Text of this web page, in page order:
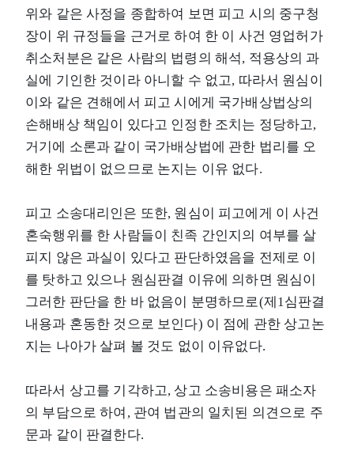
위와 같은 사정을 종합하여 보면 피고 시의 중구청
장이 위 규정들을 근거로 하여 한 이 사건 영업허가
취소처분은 같은 사람의 법령의 해석, 적용상의 과
실에 기인한 것이라 아니할 수 없고, 따라서 원심이
이와 같은 견해에서 피고 시에게 국가배상법상의
손해배상 책임이 있다고 인정한 조치는 정당하고,
거기에 소론과 같이 국가배상법에 관한 법리를 오
해한 위법이 없으므로 논지는 이유 없다.
피고 소송대리인은 또한, 원심이 피고에게 이 사건
혼숙행위를 한 사람들이 친족 간인지의 여부를 살
피지 않은 과실이 있다고 판단하였음을 전제로 이
를 탓하고 있으나 원심판결 이유에 의하면 원심이
그러한 판단을 한 바 없음이 분명하므로(제1심판결
내용과 혼동한 것으로 보인다) 이 점에 관한 상고논
지는 나아가 살펴 볼 것도 없이 이유없다.
따라서 상고를 기각하고, 상고 소송비용은 패소자
의 부담으로 하여, 관여 법관의 일치된 의견으로 주
문과 같이 판결한다.